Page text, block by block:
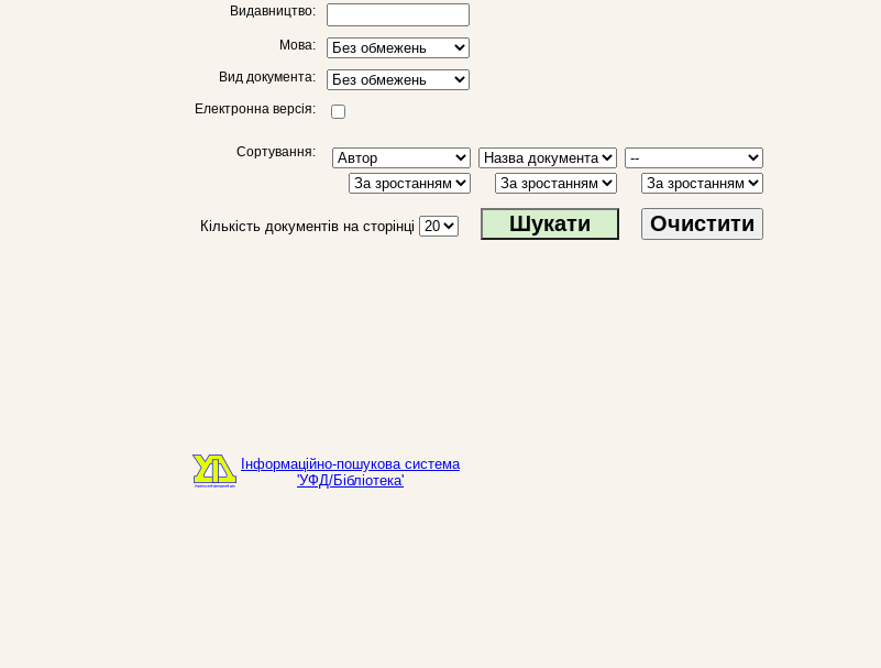
Видавництво:
Мова:
Вид документа:
Електронна версія:
Сортування:
Кількість документів на сторінці Очистити
Інформаційно-пошукова система
'УФД/Бібліотека'